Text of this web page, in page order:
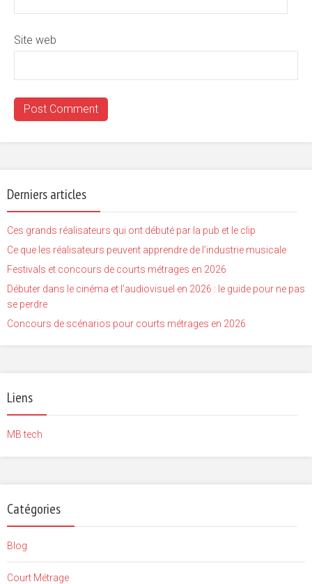
Site web
Derniers articles
Ces grands réalisateurs qui ont débuté par la pub et le clip
Ce que les réalisateurs peuvent apprendre de l’industrie musicale
Festivals et concours de courts métrages en 2026
Débuter dans le cinéma et l’audiovisuel en 2026 : le guide pour ne pas
se perdre
Concours de scénarios pour courts métrages en 2026
Liens
MB tech
Catégories
Blog
Court Métrage